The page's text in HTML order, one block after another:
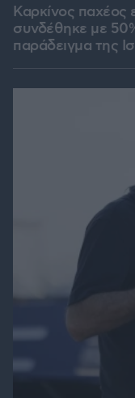
Καρκίνος παχέος
συνδέθηκε με
παράδειγμα της